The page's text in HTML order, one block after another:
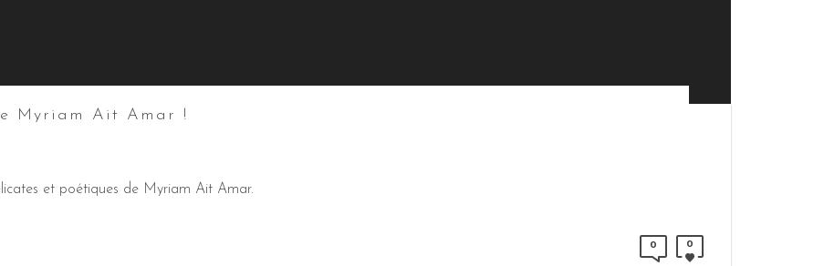
Myriam Ait Amar !
et poétiques de Myriam Ait Amar.
0 0